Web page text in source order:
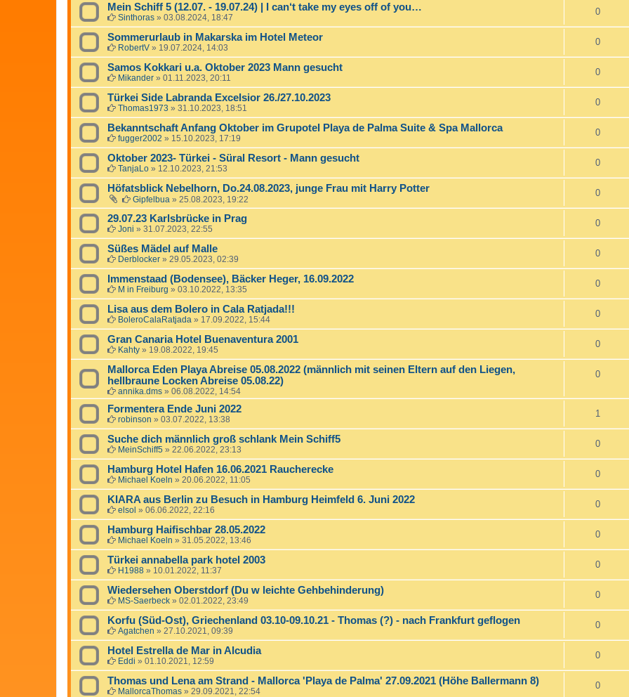
Mein Schiff 5 (12.07. - 19.07.24) | I can‘t take my eyes off of you…
Sinthoras » 03.08.2024, 18:47
0
Sommerurlaub in Makarska im Hotel Meteor
RobertV » 19.07.2024, 14:03
0
Samos Kokkari u.a. Oktober 2023 Mann gesucht
Mikander » 01.11.2023, 20:11
0
Türkei Side Labranda Excelsior 26./27.10.2023
Thomas1973 » 31.10.2023, 18:51
0
Bekanntschaft Anfang Oktober im Grupotel Playa de Palma Suite & Spa Mallorca
fugger2002 » 15.10.2023, 17:19
0
Oktober 2023- Türkei - Süral Resort - Mann gesucht
TanjaLo » 12.10.2023, 21:53
0
Höfatsblick Nebelhorn, Do.24.08.2023, junge Frau mit Harry Potter
Gipfelbua » 25.08.2023, 19:22
0
29.07.23 Karlsbrücke in Prag
Joni » 31.07.2023, 22:55
0
Süßes Mädel auf Malle
Derblocker » 29.05.2023, 02:39
0
Immenstaad (Bodensee), Bäcker Heger, 16.09.2022
M in Freiburg » 03.10.2022, 13:35
0
Lisa aus dem Bolero in Cala Ratjada!!!
BoleroCalaRatjada » 17.09.2022, 15:44
0
Gran Canaria Hotel Buenaventura 2001
Kahty » 19.08.2022, 19:45
0
Mallorca Eden Playa Abreise 05.08.2022 (männlich mit seinen Eltern auf den Liegen,
hellbraune Locken Abreise 05.08.22)
annika.dms » 06.08.2022, 14:54
0
Formentera Ende Juni 2022
robinson » 03.07.2022, 13:38
1
Suche dich männlich groß schlank Mein Schiff5
MeinSchiff5 » 22.06.2022, 23:13
0
Hamburg Hotel Hafen 16.06.2021 Raucherecke
Michael Koeln » 20.06.2022, 11:05
0
KIARA aus Berlin zu Besuch in Hamburg Heimfeld 6. Juni 2022
elsol » 06.06.2022, 22:16
0
Hamburg Haifischbar 28.05.2022
Michael Koeln » 31.05.2022, 13:46
0
Türkei annabella park hotel 2003
H1988 » 10.01.2022, 11:37
0
Wiedersehen Oberstdorf (Du w leichte Gehbehinderung)
MS-Saerbeck » 02.01.2022, 23:49
0
Korfu (Süd-Ost), Griechenland 03.10-09.10.21 - Thomas (?) - nach Frankfurt geflogen
Agatchen » 27.10.2021, 09:39
0
Hotel Estrella de Mar in Alcudia
Eddi » 01.10.2021, 12:59
0
Thomas und Lena am Strand - Mallorca 'Playa de Palma' 27.09.2021 (Höhe Ballermann 8)
MallorcaThomas » 29.09.2021, 22:54
0